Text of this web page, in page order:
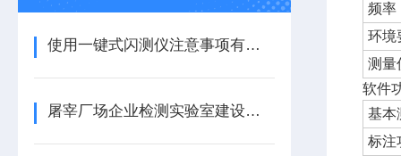
使用一键式闪测仪注意事项有哪些
屠宰厂场企业检测实验室建设方案包含哪些仪器，点击咨询天研仪器
频率
环境
测量
软件
基本
标注